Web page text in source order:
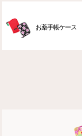
お薬手帳ケース